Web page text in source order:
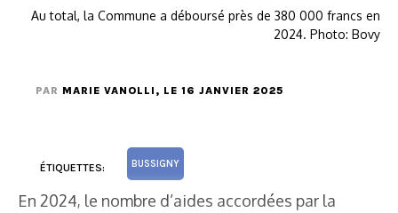
Au total, la Commune a déboursé près de 380 000 francs en
2024. Photo: Bovy
PAR MARIE VANOLLI , LE 16 JANVIER 2025
ÉTIQUETTES: BUSSIGNY
En 2024, le nombre d’aides accordées par la